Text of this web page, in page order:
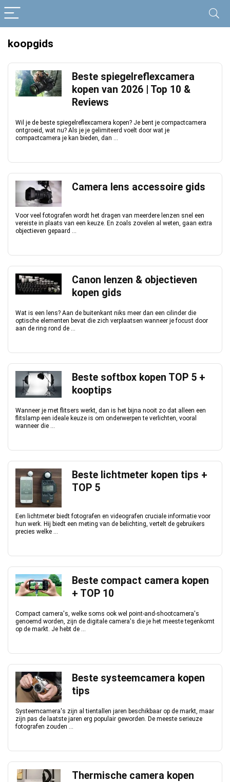
koopgids
Beste spiegelreflexcamera
kopen van 2026 | Top 10 &
Reviews
Wil je de beste spiegelreflexcamera kopen? Je bent je compactcamera
ontgroeid, wat nu? Als je je gelimiteerd voelt door wat je
compactcamera je kan bieden, dan ...
Camera lens accessoire gids
Voor veel fotografen wordt het dragen van meerdere lenzen snel een
vereiste in plaats van een keuze. En zoals zovelen al weten, gaan extra
objectieven gepaard ...
Canon lenzen & objectieven
kopen gids
Wat is een lens? Aan de buitenkant niks meer dan een cilinder die
optische elementen bevat die zich verplaatsen wanneer je focust door
aan de ring rond de ...
Beste softbox kopen TOP 5 +
kooptips
Wanneer je met flitsers werkt, dan is het bijna nooit zo dat alleen een
flitslamp een ideale keuze is om onderwerpen te verlichten, vooral
wanneer die ...
Beste lichtmeter kopen tips +
TOP 5
Een lichtmeter biedt fotografen en videografen cruciale informatie voor
hun werk. Hij biedt een meting van de belichting, vertelt de gebruikers
precies welke ...
Beste compact camera kopen
+ TOP 10
Compact camera's, welke soms ook wel point-and-shootcamera's
genoemd worden, zijn de digitale camera's die je het meeste tegenkomt
op de markt. Je hebt de ...
Beste systeemcamera kopen
tips
Systeemcamera's zijn al tientallen jaren beschikbaar op de markt, maar
zijn pas de laatste jaren erg populair geworden. De meeste serieuze
fotografen zouden ...
Thermische camera kopen